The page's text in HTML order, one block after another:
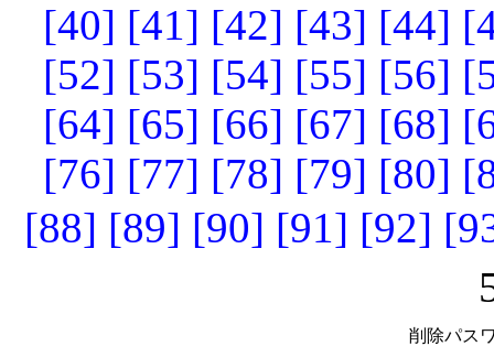
[40] [41] [42] [43] [44]
[52] [53] [54] [55] [56]
[64] [65] [66] [67] [68]
[76] [77] [78] [79] [80]
[88] [89] [90] [91] [92]
削除パス